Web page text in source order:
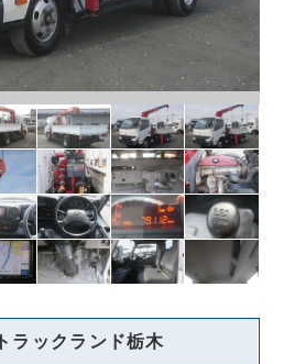
トラックランド栃木